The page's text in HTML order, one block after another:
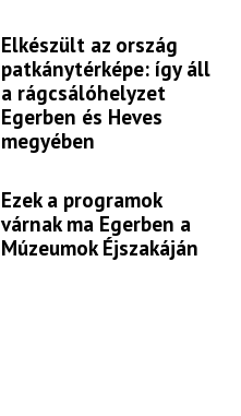
Elkészült az ország
patkánytérképe: így áll
a rágcsálóhelyzet
Egerben és Heves
megyében
Ezek a programok
várnak ma Egerben a
Múzeumok Éjszakáján